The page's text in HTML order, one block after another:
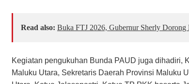
Read also: Buka FTJ 2026, Gubernur Sherly
Kegiatan pengukuhan Bunda PAUD juga dihadiri,
Maluku Utara, Sekretaris Daerah Provinsi Maluku